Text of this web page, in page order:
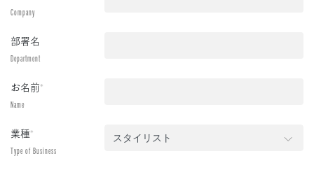
Company
部署名
Department
お名前*
Name
業種*
Type of Business